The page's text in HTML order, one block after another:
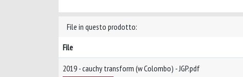
File in questo prodotto:
File
2019 - cauchy transform (w Colombo) - JGP.pdf